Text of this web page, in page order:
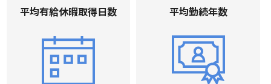
平均有給休暇取得⽇数 平均勤続年数